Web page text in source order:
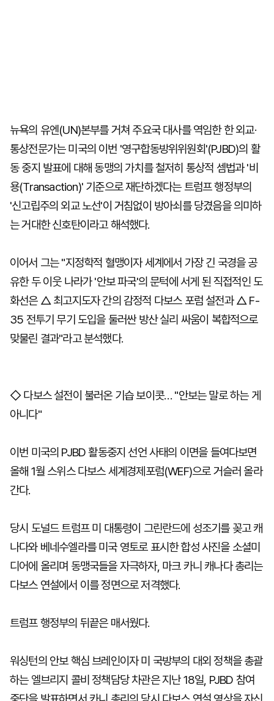
뉴욕의 유엔(UN)본부를 거쳐 주요국 대사를 역임한 한 외교·
통상전문가는 미국의 이번 '영구합동방위위원회'(PJBD)의 활
동 중지 발표에 대해 동맹의 가치를 철저히 통상적 셈법과 '비
용(Transaction)' 기준으로 재단하겠다는 트럼프 행정부의
'신고립주의 외교 노선'이 거침없이 방아쇠를 당겼음을 의미하
는 거대한 신호탄이라고 해석했다.
이어서 그는 "지정학적 혈맹이자 세계에서 가장 긴 국경을 공
유한 두 이웃 나라가 '안보 파국'의 문턱에 서게 된 직접적인 도
화선은 △ 최고지도자 간의 감정적 다보스 포럼 설전과 △ F-
35 전투기 무기 도입을 둘러싼 방산 실리 싸움이 복합적으로
맞물린 결과"라고 분석했다.
◇ 다보스 설전이 불러온 기습 보이콧… "안보는 말로 하는 게
아니다"
이번 미국의 PJBD 활동중지 선언 사태의 이면을 들여다보면
올해 1월 스위스 다보스 세계경제포럼(WEF)으로 거슬러 올라
간다.
당시 도널드 트럼프 미 대통령이 그린란드에 성조기를 꽂고 캐
나다와 베네수엘라를 미국 영토로 표시한 합성 사진을 소셜미
디어에 올리며 동맹국들을 자극하자, 마크 카니 캐나다 총리는
다보스 연설에서 이를 정면으로 저격했다.
트럼프 행정부의 뒤끝은 매서웠다.
워싱턴의 안보 핵심 브레인이자 미 국방부의 대외 정책을 총괄
하는 엘브리지 콜비 정책담당 차관은 지난 18일, PJBD 참여